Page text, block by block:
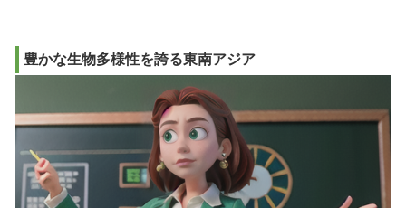
豊かな生物多様性を誇る東南アジア